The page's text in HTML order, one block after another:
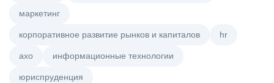
маркетинг
корпоративное развитие рынков и капиталов hr
axo информационные технологии
юриспруденция